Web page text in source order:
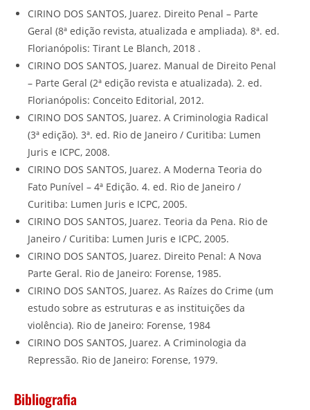
CIRINO DOS SANTOS, Juarez. Direito Penal – Parte
Geral (8ª edição revista, atualizada e ampliada). 8ª. ed.
Florianópolis: Tirant Le Blanch, 2018 .
CIRINO DOS SANTOS, Juarez. Manual de Direito Penal
– Parte Geral (2ª edição revista e atualizada). 2. ed.
Florianópolis: Conceito Editorial, 2012.
CIRINO DOS SANTOS, Juarez. A Criminologia Radical
(3ª edição). 3ª. ed. Rio de Janeiro / Curitiba: Lumen
Juris e ICPC, 2008.
CIRINO DOS SANTOS, Juarez. A Moderna Teoria do
Fato Punível – 4ª Edição. 4. ed. Rio de Janeiro /
Curitiba: Lumen Juris e ICPC, 2005.
CIRINO DOS SANTOS, Juarez. Teoria da Pena. Rio de
Janeiro / Curitiba: Lumen Juris e ICPC, 2005.
CIRINO DOS SANTOS, Juarez. Direito Penal: A Nova
Parte Geral. Rio de Janeiro: Forense, 1985.
CIRINO DOS SANTOS, Juarez. As Raízes do Crime (um
estudo sobre as estruturas e as instituições da
violência). Rio de Janeiro: Forense, 1984
CIRINO DOS SANTOS, Juarez. A Criminologia da
Repressão. Rio de Janeiro: Forense, 1979.
Bibliografia